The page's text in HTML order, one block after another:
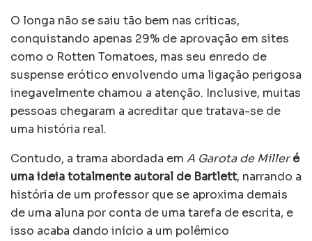
O longa não se saiu tão bem nas críticas,
conquistando apenas 29% de aprovação em sites
como o Rotten Tomatoes, mas seu enredo de
suspense erótico envolvendo uma ligação perigosa
inegavelmente chamou a atenção. Inclusive, muitas
pessoas chegaram a acreditar que tratava-se de
uma história real.
Contudo, a trama abordada em A Garota de Miller é
uma ideia totalmente autoral de Bartlett, narrando a
história de um professor que se aproxima demais
de uma aluna por conta de uma tarefa de escrita, e
isso acaba dando início a um polêmico